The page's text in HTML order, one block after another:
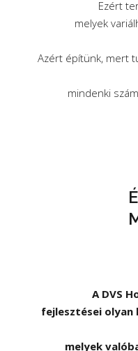
Ezért
melyek
Azért építünk, mert
mindenki
A DVS
fejlesztései olyan
melyek